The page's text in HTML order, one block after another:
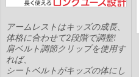
アームレストはキッズの成長、
体格に合わせて2段階で調整!
肩ベルト調節クリップを使用す
れば、
シートベルトがキッズの体にし